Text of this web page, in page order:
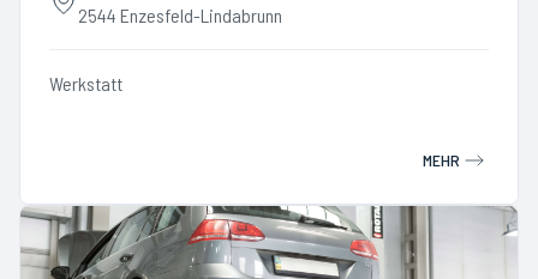
2544 Enzesfeld-Lindabrunn
Werkstatt
MEHR